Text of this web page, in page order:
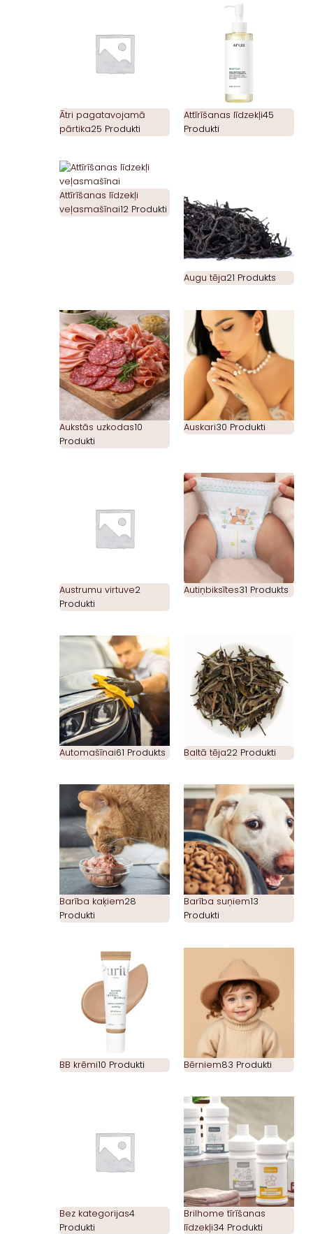
Ātri pagatavojamā
pārtika25 Produkti
Attīrīšanas līdzekļi45
Produkti
Attīrīšanas līdzekļi
veļasmašīnai12 Produkti
Augu tēja21 Produkts
Aukstās uzkodas10
Produkti
Auskari30 Produkti
Austrumu virtuve2
Produkti
Autiņbiksītes31 Produkts
Automašīnai61 Produkts Baltā tēja22 Produkti
Barība kaķiem28
Produkti
Barība suņiem13
Produkti
BB krēmi10 Produkti Bērniem83 Produkti
Bez kategorijas4
Produkti
Brilhome tīrīšanas
līdzekļi34 Produkti